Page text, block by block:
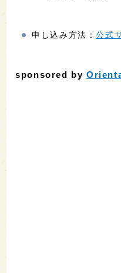
申し込み方法：公式
sponsored by